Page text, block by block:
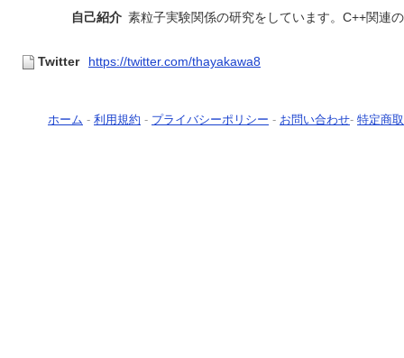
自己紹介 素粒子実験関係の研究をしています。C++関連
Twitter https://twitter.com/thayakawa8
ホーム - 利用規約 - プライバシーポリシー - お問い合わせ- 特定商